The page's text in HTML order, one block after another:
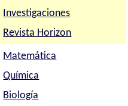
Investigaciones
Revista Horizon
Matemática
Química
Biología